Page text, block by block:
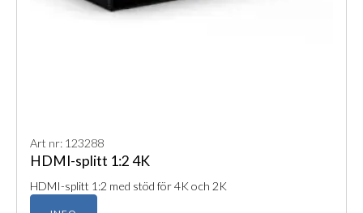
Art nr: 123288
HDMI-splitt 1:2 4K
HDMI-splitt 1:2 med stöd för 4K och 2K